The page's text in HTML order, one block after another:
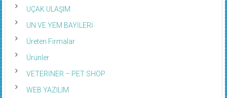
UÇAK ULAŞIM
UN VE YEM BAYİLERİ
Üreten Firmalar
Ürünler
VETERİNER – PET SHOP
WEB YAZILIM